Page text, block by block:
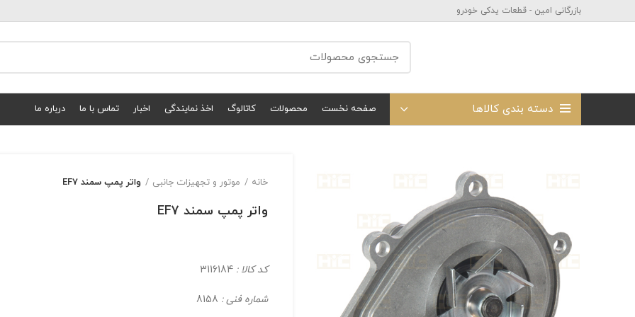
بازرگانی امین - قطعات یدکی خودرو
دسته بندی کالاها صفحه نخست محصولات کاتالوگ اخذ نمایندگی اخبار تماس با ما درباره ما
خانه موتور و تجهیزات جانبی واتر پمپ سمند EF7
واتر پمپ سمند EF7
کد کالا : 3116184
شماره فنی :